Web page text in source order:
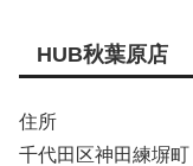
HUB秋葉原店
住所
千代田区神田練塀